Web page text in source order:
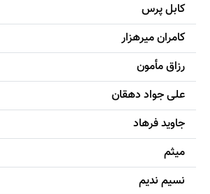
کابل پرس
کامران میرهزار
رزاق مأمون
علی جواد دهقان
جاويد فرهاد
میثم
نسیم ندیم